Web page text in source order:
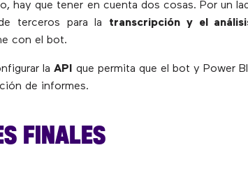
hay que tener en cuenta dos cosas. Por un
terceros para la transcripción y el
con el bot.
la API
que permita que el bot y Power
de informes.
FINALES